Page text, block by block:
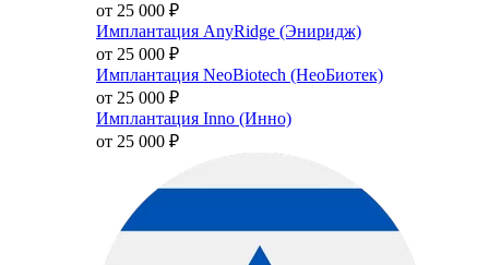
от 25 000 ₽
Имплантация AnyRidge (Эниридж)
от 25 000 ₽
Имплантация NeoBiotech (НеоБиотек)
от 25 000 ₽
Имплантация Inno (Инно)
от 25 000 ₽